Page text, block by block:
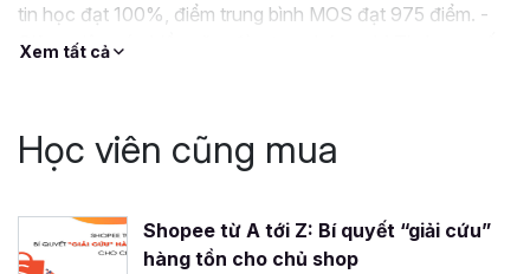
tin học đạt 100%, điểm trung bình MOS đạt 975 điểm. -
Giảng viên có nhiều năm đào tạo chứng chỉ Tin học quốc
Xem tất cả
Học viên cũng mua
Shopee từ A tới Z: Bí quyết “giải cứu”
hàng tồn cho chủ shop